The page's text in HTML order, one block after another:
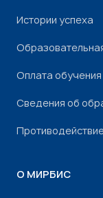
Истории успеха
Оплата обучения
Сведения об
О МИРБИС